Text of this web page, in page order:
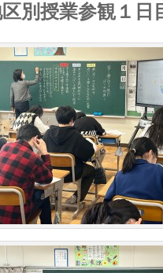
別授業参観１日